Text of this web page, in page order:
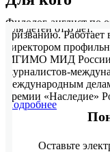
Для детей от 6 лет.
Филолог-англист по
призванию.
директором
МГИМО МИД России.
журналистов-
международным
премии «Наследие»
Подробнее
Оставьте